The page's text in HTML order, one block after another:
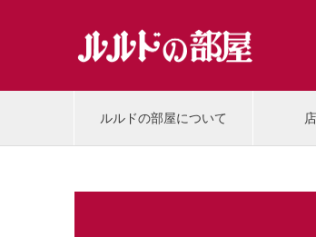
ルルドの部屋について